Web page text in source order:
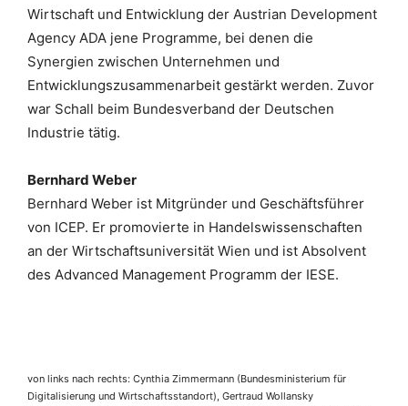
Wirtschaft und Entwicklung der Austrian Development
Agency ADA jene Programme, bei denen die
Synergien zwischen Unternehmen und
Entwicklungszusammenarbeit gestärkt werden. Zuvor
war Schall beim Bundesverband der Deutschen
Industrie tätig.
Bernhard Weber
Bernhard Weber ist Mitgründer und Geschäftsführer
von ICEP. Er promovierte in Handelswissenschaften
an der Wirtschaftsuniversität Wien und ist Absolvent
des Advanced Management Programm der IESE.
von links nach rechts: Cynthia Zimmermann (Bundesministerium für
Digitalisierung und Wirtschaftsstandort), Gertraud Wollansky